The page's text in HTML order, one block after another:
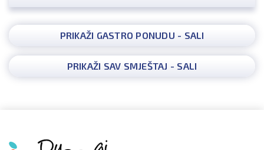
PRIKAŽI GASTRO PONUDU - SALI
PRIKAŽI SAV SMJEŠTAJ - SALI